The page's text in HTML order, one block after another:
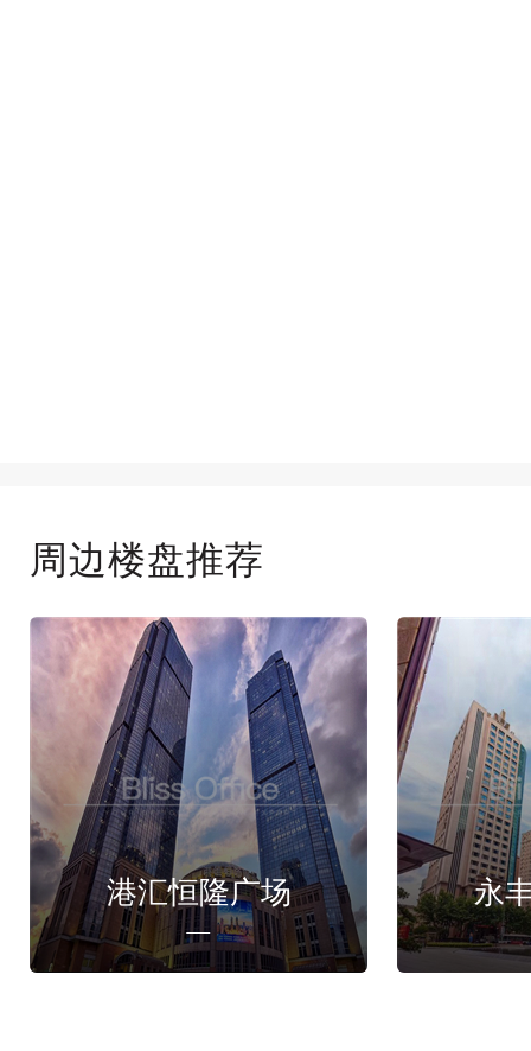
周边楼盘推荐
港汇恒隆广场 永